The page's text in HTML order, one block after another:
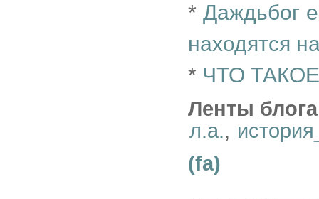
* Даждьбог
находятся
* ЧТО
Ленты
л.а.,
(fa)